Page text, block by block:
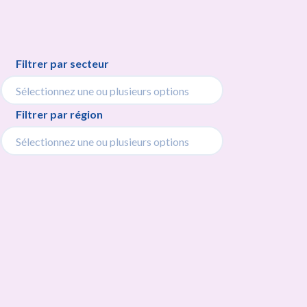
Filtrer par secteur
Filtrer par région